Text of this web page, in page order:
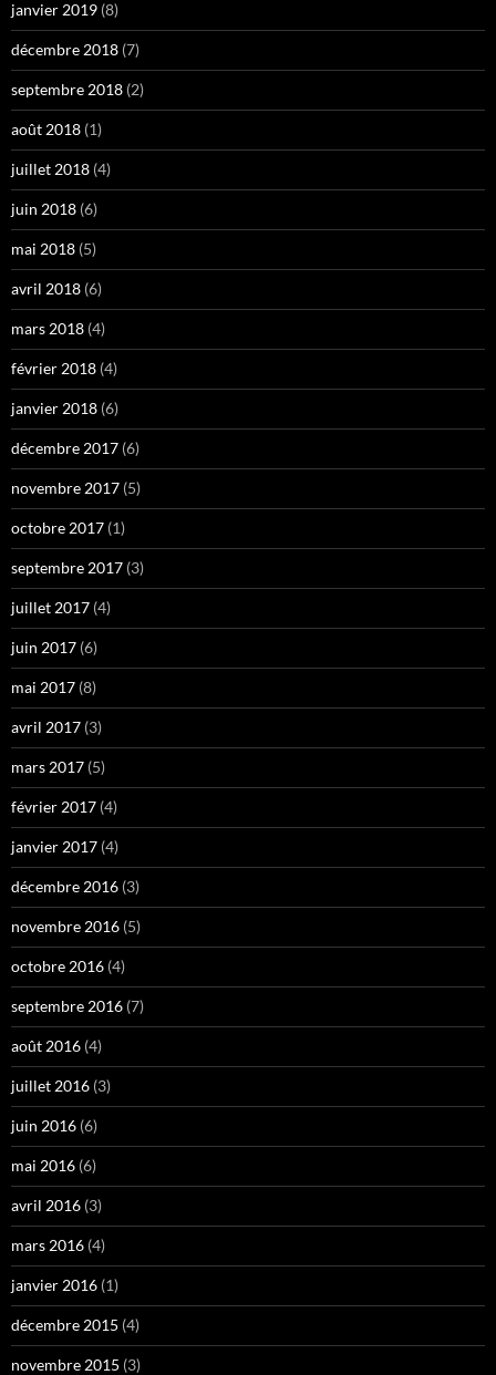
janvier 2019 (8)
décembre 2018 (7)
septembre 2018 (2)
août 2018 (1)
juillet 2018 (4)
juin 2018 (6)
mai 2018 (5)
avril 2018 (6)
mars 2018 (4)
février 2018 (4)
janvier 2018 (6)
décembre 2017 (6)
novembre 2017 (5)
octobre 2017 (1)
septembre 2017 (3)
juillet 2017 (4)
juin 2017 (6)
mai 2017 (8)
avril 2017 (3)
mars 2017 (5)
février 2017 (4)
janvier 2017 (4)
décembre 2016 (3)
novembre 2016 (5)
octobre 2016 (4)
septembre 2016 (7)
août 2016 (4)
juillet 2016 (3)
juin 2016 (6)
mai 2016 (6)
avril 2016 (3)
mars 2016 (4)
janvier 2016 (1)
décembre 2015 (4)
novembre 2015 (3)